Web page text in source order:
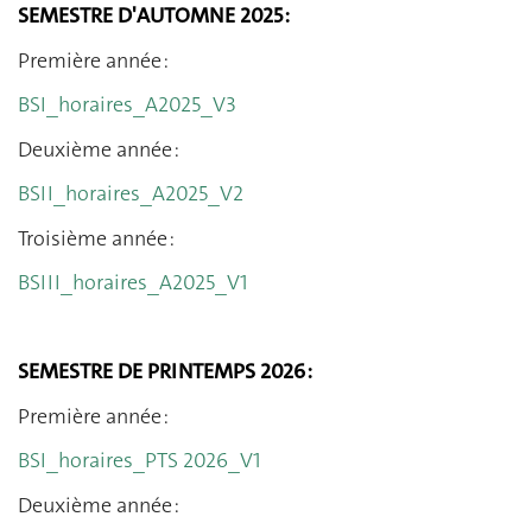
SEMESTRE D'AUTOMNE 2025 :
Première année :
BSI_horaires_A2025_V3
Deuxième année :
BSII_horaires_A2025_V2
Troisième année :
BSIII_horaires_A2025_V1
SEMESTRE DE PRINTEMPS 2026 :
Première année :
BSI_horaires_PTS 2026_V1
Deuxième année :